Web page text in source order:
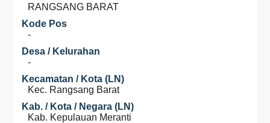
RANGSANG BARAT
Kode Pos
-
Desa / Kelurahan
-
Kecamatan / Kota (LN)
Kec. Rangsang Barat
Kab. / Kota / Negara (LN)
Kab. Kepulauan Meranti